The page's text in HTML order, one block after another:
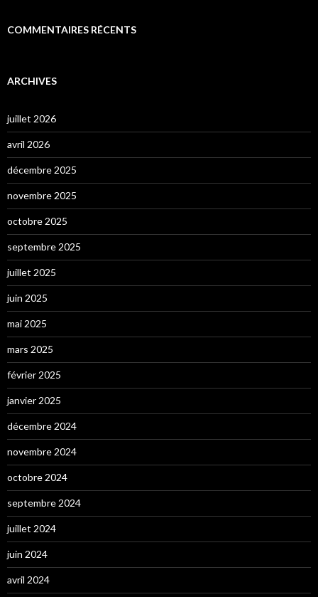
COMMENTAIRES RÉCENTS
ARCHIVES
juillet 2026
avril 2026
décembre 2025
novembre 2025
octobre 2025
septembre 2025
juillet 2025
juin 2025
mai 2025
mars 2025
février 2025
janvier 2025
décembre 2024
novembre 2024
octobre 2024
septembre 2024
juillet 2024
juin 2024
avril 2024